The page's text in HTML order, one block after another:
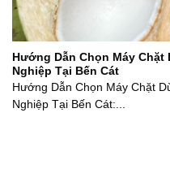
Hướng Dẫn Chọn Máy
Nghiệp Tại Bến Cát
Hướng Dẫn Chọn Máy Chặt
Nghiệp Tại Bến Cát:...